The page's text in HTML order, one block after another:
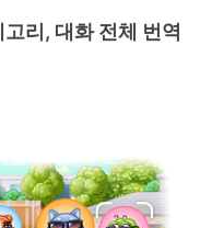
리, 대화 전체 번역